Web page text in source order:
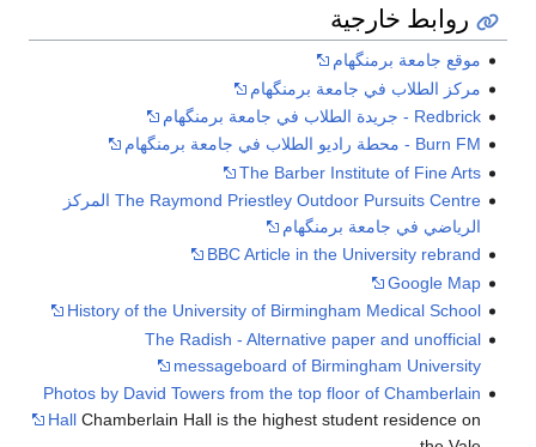
روابط خارجية
موقع جامعة برمنگهام
مركز الطلاب في جامعة برمنگهام
Redbrick - جريدة الطلاب في جامعة برمنگهام
Burn FM - محطة راديو الطلاب في جامعة برمنگهام
The Barber Institute of Fine Arts
The Raymond Priestley Outdoor Pursuits Centre المركز
الرياضي في جامعة برمنگهام
BBC Article in the University rebrand
Google Map
History of the University of Birmingham Medical School
The Radish - Alternative paper and unofficial
messageboard of Birmingham University
Photos by David Towers from the top floor of Chamberlain
HallChamberlain Hall is the highest student residence on